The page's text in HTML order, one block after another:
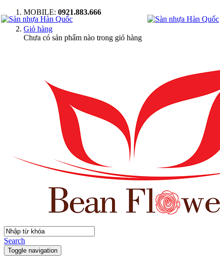
MOBILE: 0921.883.666
Giỏ hàng
Chưa có sản phẩm nào trong giỏ hàng
Search
Toggle navigation